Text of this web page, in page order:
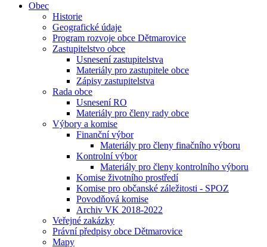
Obec
Historie
Geografické údaje
Program rozvoje obce Dětmarovice
Zastupitelstvo obce
Usnesení zastupitelstva
Materiály pro zastupitele obce
Zápisy zastupitelstva
Rada obce
Usnesení RO
Materiály pro členy rady obce
Výbory a komise
Finanční výbor
Materiály pro členy finačního výboru
Kontrolní výbor
Materiály pro členy kontrolního výboru
Komise životního prostředí
Komise pro občanské záležitosti - SPOZ
Povodňová komise
Archiv VK 2018-2022
Veřejné zakázky
Právní předpisy obce Dětmarovice
Mapy